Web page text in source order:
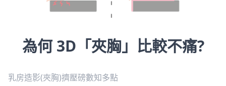
為何 3D「夾胸」比較不痛?
乳房造影(夾胸)擠壓磅數知多點